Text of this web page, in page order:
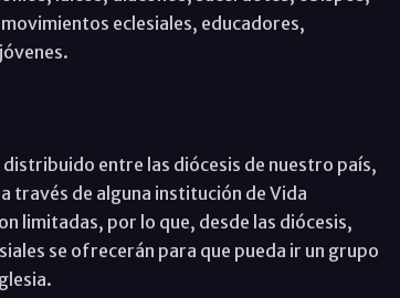
eclesiales, educadores,
entre las diócesis de nuestro país,
través de alguna institución de Vida
limitadas, por lo que, desde las diócesis,
se ofrecerán para que pueda ir un grupo